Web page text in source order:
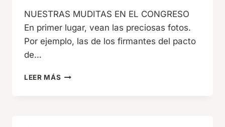
NUESTRAS MUDITAS EN EL CONGRESO
En primer lugar, vean las preciosas fotos.
Por ejemplo, las de los firmantes del pacto
de…
LEER MÁSREVISTA